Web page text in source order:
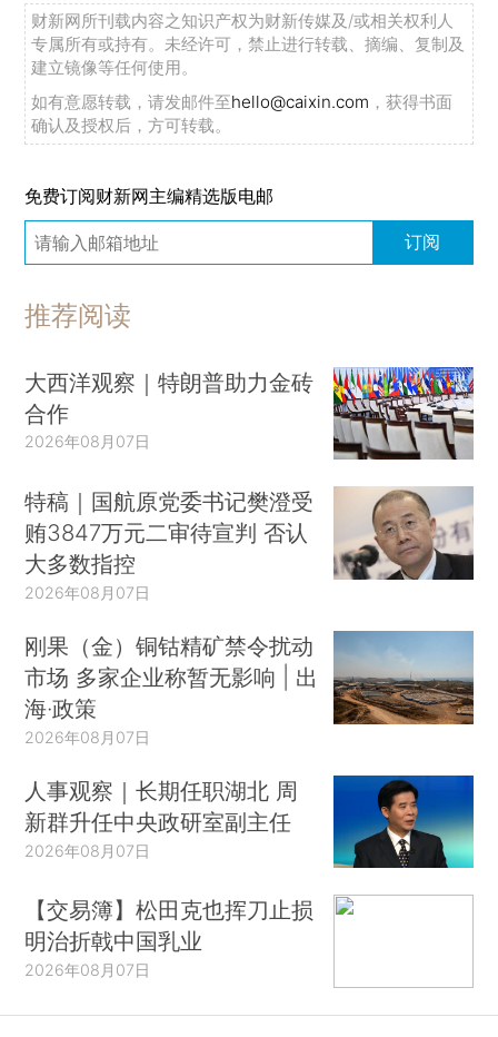
财新网所刊载内容之知识产权为财新传媒及/或相关权利人
专属所有或持有。未经许可，禁止进行转载、摘编、复制及
建立镜像等任何使用。
如有意愿转载，请发邮件至hello@caixin.com ，获得书面
确认及授权后，方可转载。
免费订阅财新网主编精选版电邮
订阅
推荐阅读
大西洋观察｜特朗普助力金砖
合作
2026年08月07日
特稿｜国航原党委书记樊澄受
贿3847万元二审待宣判 否认
大多数指控
2026年08月07日
刚果（金）铜钴精矿禁令扰动
市场 多家企业称暂无影响 | 出
海·政策
2026年08月07日
人事观察｜长期任职湖北 周
新群升任中央政研室副主任
2026年08月07日
【交易簿】松田克也挥刀止损
明治折戟中国乳业
2026年08月07日